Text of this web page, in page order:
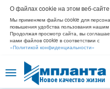
О файлах cookie на этом веб-сайте
Мы применяем файлы cookie для
повышения удобства пользования
Продолжая просмотр сайта, вы
нами файлов cookie в соответствии с
«Политикой конфиденциальности»
Toggle
navigation